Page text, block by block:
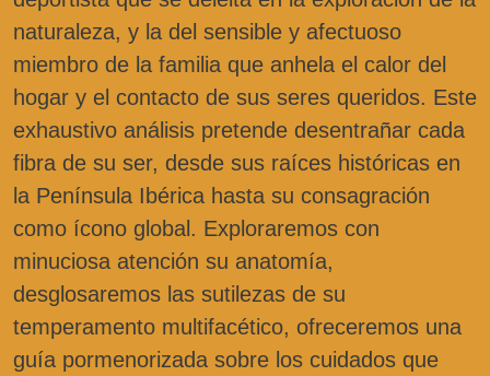
naturaleza, y la del sensible y afectuoso
miembro de la familia que anhela el calor del
hogar y el contacto de sus seres queridos. Este
exhaustivo análisis pretende desentrañar cada
fibra de su ser, desde sus raíces históricas en
la Península Ibérica hasta su consagración
como ícono global. Exploraremos con
minuciosa atención su anatomía,
desglosaremos las sutilezas de su
temperamento multifacético, ofreceremos una
guía pormenorizada sobre los cuidados que